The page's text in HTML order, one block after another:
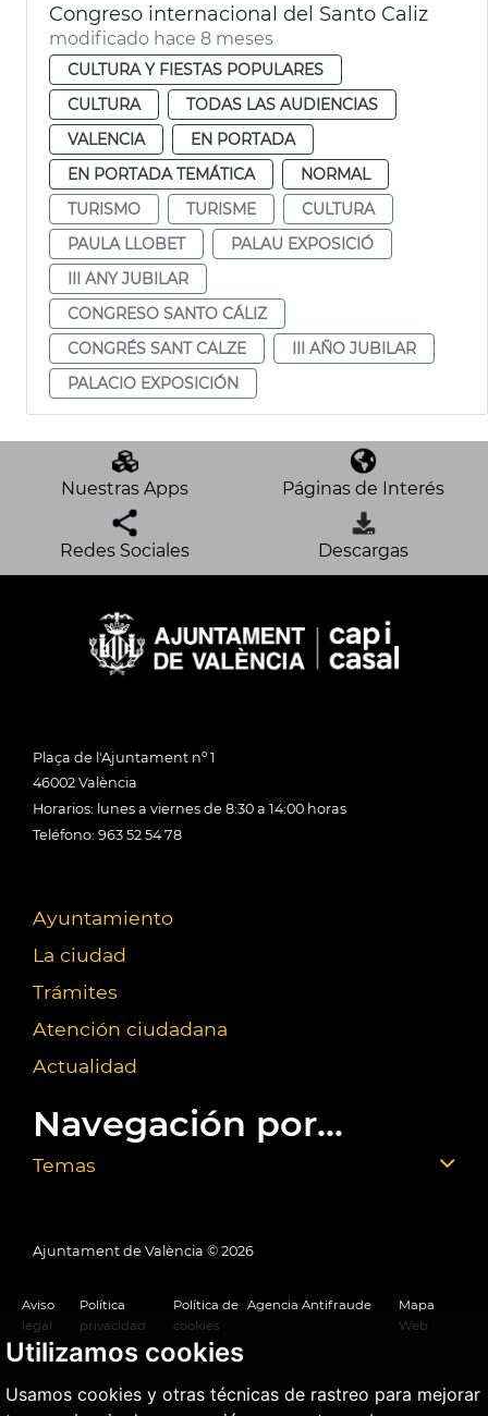
Utilizamos cookies
Usamos cookies y otras técnicas de rastreo para mejorar
Congreso internacional del Santo Caliz
modificado hace 8 meses
CULTURA Y FIESTAS POPULARES
CULTURA
TODAS LAS AUDIENCIAS
VALENCIA
EN PORTADA
EN PORTADA TEMÁTICA
NORMAL
TURISMO
TURISME
CULTURA
PAULA LLOBET
PALAU EXPOSICIÓ
III ANY JUBILAR
CONGRESO SANTO CÁLIZ
CONGRÉS SANT CALZE
III AÑO JUBILAR
PALACIO EXPOSICIÓN
Nuestras Apps Páginas de Interés
Redes Sociales Descargas
Plaça de l'Ajuntament nº 1
46002 València
Horarios: lunes a viernes de 8:30 a 14:00 horas
Teléfono: 963 52 54 78
Ayuntamiento
La ciudad
Trámites
Atención ciudadana
Actualidad
Navegación por...
Temas
Ajuntament de València © 2026
Aviso
legal
Política
privacidad
Política de
cookies
Agencia Antifraude
Mapa
Web